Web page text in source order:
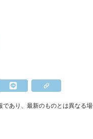
あり、最新のものとは異なる場